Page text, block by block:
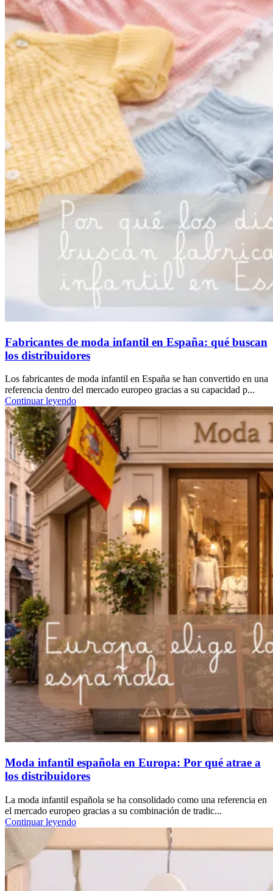
Fabricantes de moda infantil en España: qué buscan
los distribuidores
Los fabricantes de moda infantil en España se han convertido en una
referencia dentro del mercado europeo gracias a su capacidad p...
Continuar leyendo
Moda infantil española en Europa: Por qué atrae a
los distribuidores
La moda infantil española se ha consolidado como una referencia en
el mercado europeo gracias a su combinación de tradic...
Continuar leyendo